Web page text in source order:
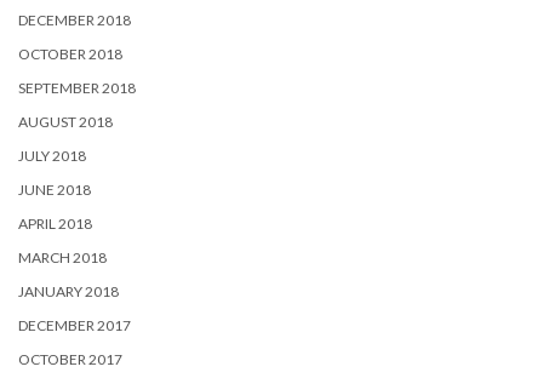
DECEMBER 2018
OCTOBER 2018
SEPTEMBER 2018
AUGUST 2018
JULY 2018
JUNE 2018
APRIL 2018
MARCH 2018
JANUARY 2018
DECEMBER 2017
OCTOBER 2017